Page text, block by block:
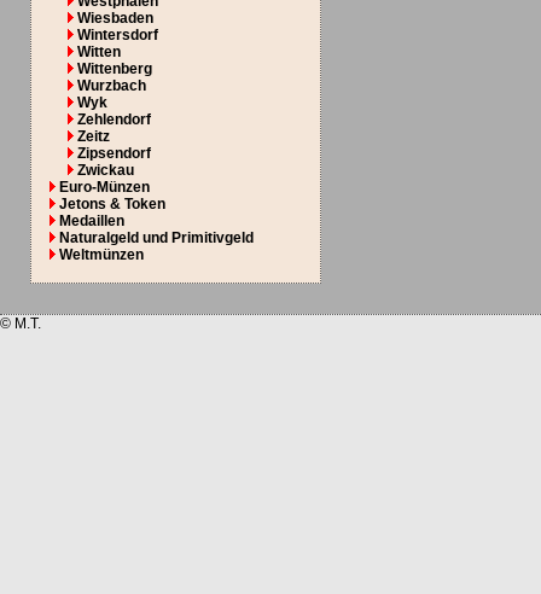
Wiesbaden
Wintersdorf
Witten
Wittenberg
Wurzbach
Wyk
Zehlendorf
Zeitz
Zipsendorf
Zwickau
Euro-Münzen
Jetons & Token
Medaillen
Naturalgeld und Primitivgeld
Weltmünzen
© M.T.